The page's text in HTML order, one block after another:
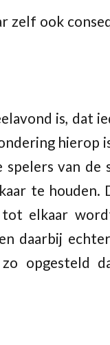
zelf ook
is, dat
hierop
van de
te houden.
tot elkaar
daarbij
opgesteld